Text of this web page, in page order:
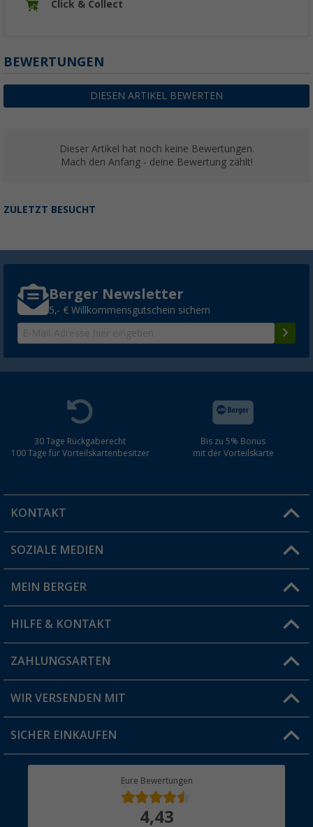
Click & Collect
BEWERTUNGEN
DIESEN ARTIKEL BEWERTEN
Dieser Artikel hat noch keine Bewertungen.
Mach den Anfang - deine Bewertung zählt!
ZULETZT BESUCHT
Berger Newsletter
5,- € Willkommensgutschein sichern
30 Tage Rückgaberecht
100 Tage für Vorteilskartenbesitzer
Bis zu 5% Bonus
mit der Vorteilskarte
KONTAKT
Du hast eine Frage?
Filiale finden
SOZIALE MEDIEN
MEIN BERGER
Vorteilskarte
Blog
Jobs & Karriere
HILFE & KONTAKT
FAQ & Kontakt
Versandinformationen
Rücksendung
ZAHLUNGSARTEN
WIR VERSENDEN MIT
SICHER EINKAUFEN
Eure Bewertungen
4,43